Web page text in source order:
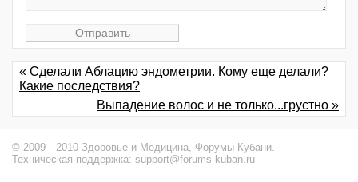
« Cделали Аблацию эндометрии. Кому еще делали?
Какие последствия?
Выпадение волос и не только...грустно »
© 2009—2010 Здоровье и Медицина, Форумы Кубани
Техническая поддержка: support@forums-kuban.ru